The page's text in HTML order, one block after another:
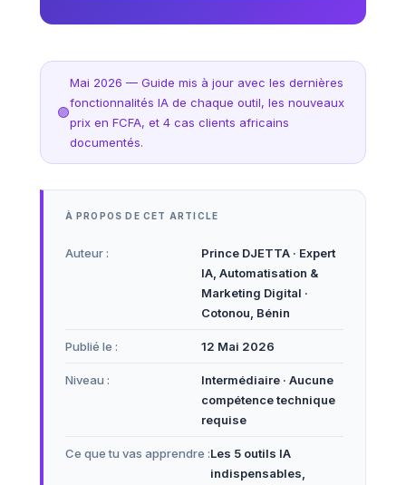
Mai 2026 — Guide mis à jour avec les dernières
fonctionnalités IA de chaque outil, les nouveaux
prix en FCFA, et 4 cas clients africains
documentés.
À PROPOS DE CET ARTICLE
Auteur :
Prince DJETTA · Expert
IA, Automatisation &
Marketing Digital ·
Cotonou, Bénin
Publié le : 12 Mai 2026
Niveau :
Intermédiaire · Aucune
compétence technique
requise
Ce que tu vas apprendre :Les 5 outils IA
indispensables,